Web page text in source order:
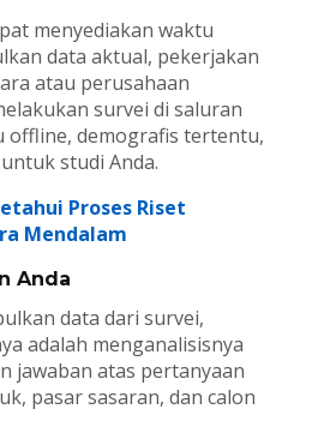
menyediakan waktu
data aktual, pekerjakan
atau perusahaan
survei di saluran
offline, demografis tertentu,
studi Anda.
Proses Riset
Mendalam
Anda
data dari survei,
adalah menganalisisnya
jawaban atas pertanyaan
pasar sasaran, dan calon